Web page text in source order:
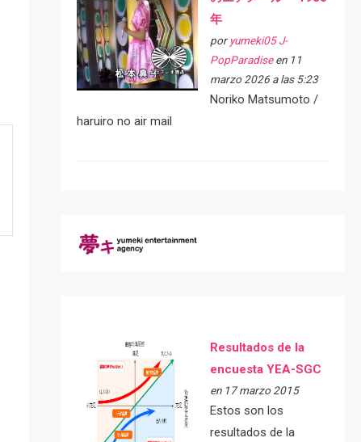
年
por yumeki05 J-
PopParadiseen 11
marzo 2026 a las 5:23
Noriko Matsumoto /
haruiro no air mail
Resultados de la
encuesta YEA-SGC
en 17 marzo 2015
Estos son los
resultados de la